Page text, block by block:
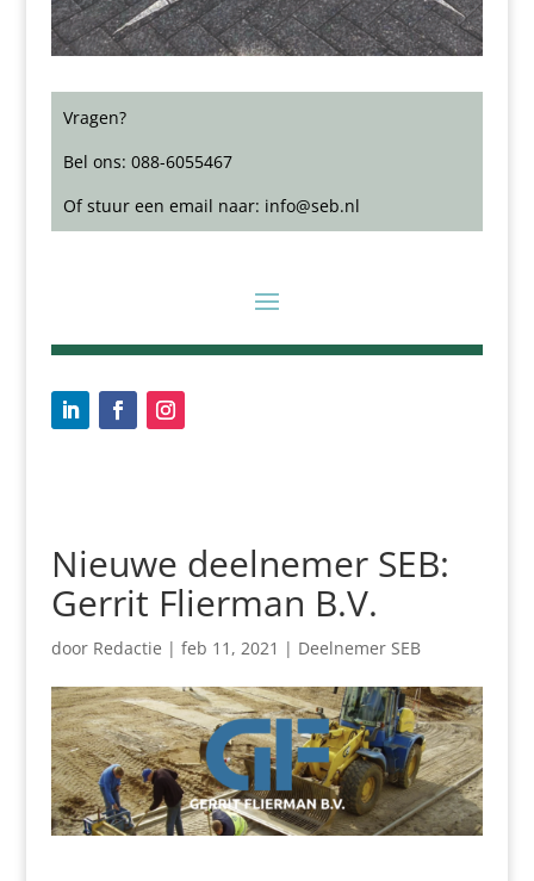
Vragen?
Bel ons: 088-6055467
Of stuur een email naar: info@seb.nl
Nieuwe deelnemer SEB:
Gerrit Flierman B.V.
door Redactie | feb 11, 2021 | Deelnemer SEB